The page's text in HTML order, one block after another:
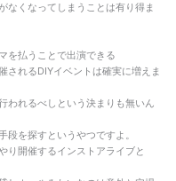
なくなってしまうことは有り得ま
を払うことで出演できる
されるDIYイベントは確実に増えま
われるべしという決まりも無いん
を探すというやつですよ。
り開催するインストアライブと